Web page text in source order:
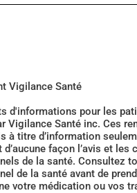
Vigilance Santé
d'informations pour les
Vigilance Santé inc. Ces
à titre d’information
d’aucune façon l’avis et les
de la santé. Consultez
de la santé avant de
votre médication ou vos